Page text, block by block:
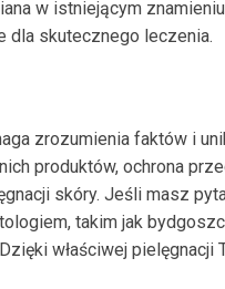
w istniejącym
dla skutecznego leczenia.
zrozumienia faktów i
produktów, ochrona
skóry. Jeśli masz
takim jak
właściwej pielęgnacji